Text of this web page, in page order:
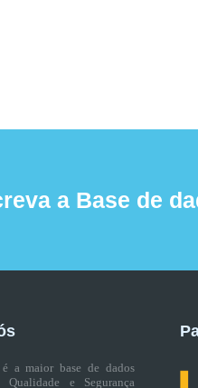
a Base de
a maior base de dados
e Segurança